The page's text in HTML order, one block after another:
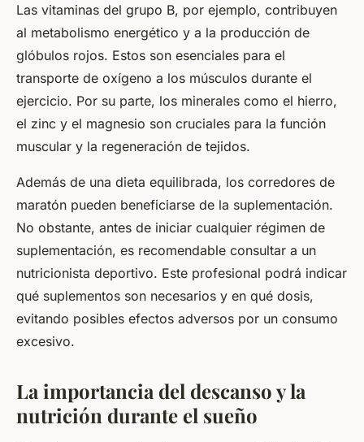
Las vitaminas del grupo B, por ejemplo, contribuyen
al metabolismo energético y a la producción de
glóbulos rojos. Estos son esenciales para el
transporte de oxígeno a los músculos durante el
ejercicio. Por su parte, los minerales como el hierro,
el zinc y el magnesio son cruciales para la función
muscular y la regeneración de tejidos.
Además de una dieta equilibrada, los corredores de
maratón pueden beneficiarse de la suplementación.
No obstante, antes de iniciar cualquier régimen de
suplementación, es recomendable consultar a un
nutricionista deportivo. Este profesional podrá indicar
qué suplementos son necesarios y en qué dosis,
evitando posibles efectos adversos por un consumo
excesivo.
La importancia del descanso y la
nutrición durante el sueño